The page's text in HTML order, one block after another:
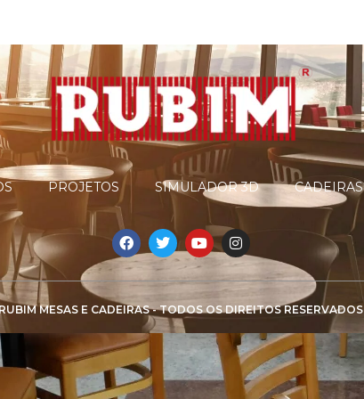
PROJETOS SIMULADOR 3D CADEIRAS
MESAS E CADEIRAS - TODOS OS DIREITOS RESERVADOS